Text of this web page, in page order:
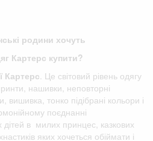
родини хочуть
Картерс купити?
Картерс . Це світовий рівень одягу
нашивки, неповторні
вишивка, тонко підібрані кольори і
поєднанні
в милих принцес, казкових
яких хочеться обіймати і